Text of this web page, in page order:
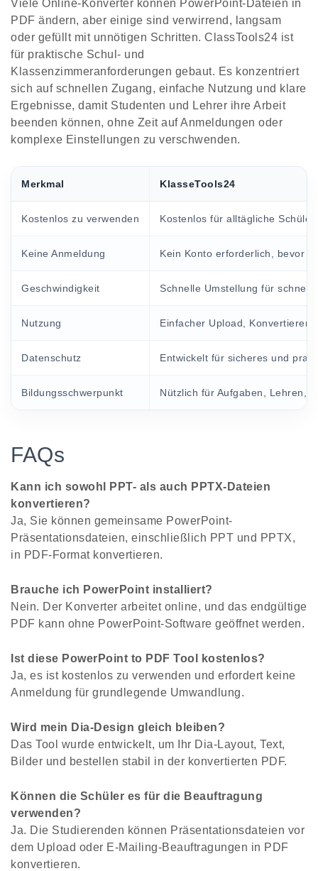
Viele Online-Konverter können PowerPoint-Dateien in
PDF ändern, aber einige sind verwirrend, langsam
oder gefüllt mit unnötigen Schritten. ClassTools24 ist
für praktische Schul- und
Klassenzimmeranforderungen gebaut. Es konzentriert
sich auf schnellen Zugang, einfache Nutzung und klare
Ergebnisse, damit Studenten und Lehrer ihre Arbeit
beenden können, ohne Zeit auf Anmeldungen oder
komplexe Einstellungen zu verschwenden.
Merkmal KlasseTools24
Kostenlos zu verwenden Kostenlos für alltägliche
Keine Anmeldung Kein Konto erforderlich, bevor
Geschwindigkeit Schnelle Umstellung für
Nutzung Einfacher Upload, Konvertieren
Datenschutz Entwickelt für sicheres und
Bildungsschwerpunkt Nützlich für Aufgaben, Lehren,
FAQs
Kann ich sowohl PPT- als auch PPTX-Dateien
konvertieren?
Ja, Sie können gemeinsame PowerPoint-
Präsentationsdateien, einschließlich PPT und PPTX,
in PDF-Format konvertieren.
Brauche ich PowerPoint installiert?
Nein. Der Konverter arbeitet online, und das endgültige
PDF kann ohne PowerPoint-Software geöffnet werden.
Ist diese PowerPoint to PDF Tool kostenlos?
Ja, es ist kostenlos zu verwenden und erfordert keine
Anmeldung für grundlegende Umwandlung.
Wird mein Dia-Design gleich bleiben?
Das Tool wurde entwickelt, um Ihr Dia-Layout, Text,
Bilder und bestellen stabil in der konvertierten PDF.
Können die Schüler es für die Beauftragung
verwenden?
Ja. Die Studierenden können Präsentationsdateien vor
dem Upload oder E-Mailing-Beauftragungen in PDF
konvertieren.